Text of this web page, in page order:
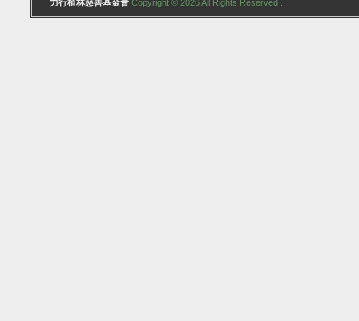
力行植林慈善基金會 Copyright © 2026 All Rights Reserved .